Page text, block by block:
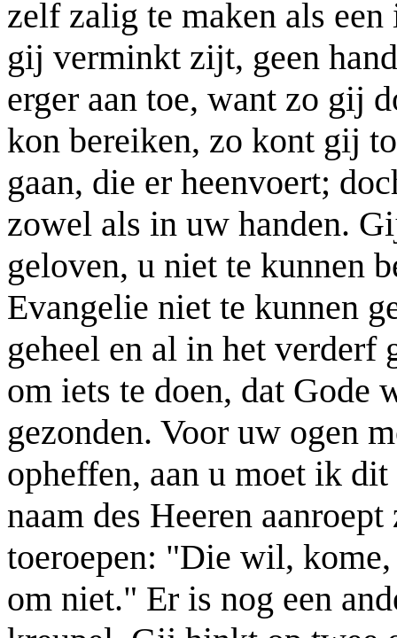
zelf zalig te maken als
gij verminkt zijt, geen
erger aan toe, want zo gij
kon bereiken, zo kont gij
gaan, die er heenvoert;
zowel als in uw handen.
geloven, u niet te kunnen
Evangelie niet te kunnen
geheel en al in het verderf
om iets te doen, dat Gode
gezonden. Voor uw ogen
opheffen, aan u moet ik
naam des Heeren
toeroepen: "Die wil, kome,
om niet." Er is nog een